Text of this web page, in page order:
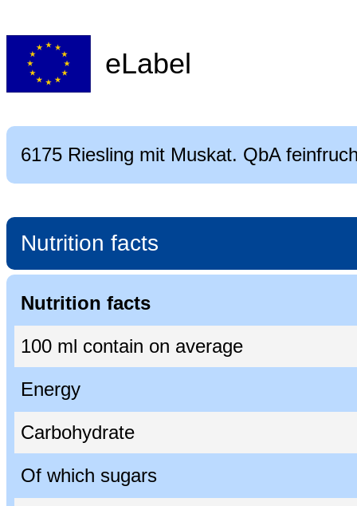
eLabel
6175 Riesling mit Muskat. QbA
Nutrition facts
Nutrition facts
100 ml contain on average
Energy
Carbohydrate
Of which sugars